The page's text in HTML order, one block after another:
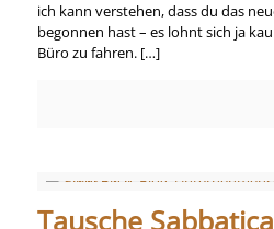
ich kann verstehen, dass du das
begonnen hast – es lohnt sich ja
Büro zu fahren.[…]
Tausche